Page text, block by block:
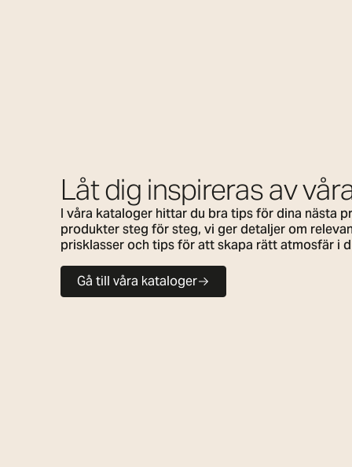
Låt dig inspireras av
I våra kataloger hittar du bra tips för dina nästa
produkter steg för steg, vi ger detaljer om
prisklasser och tips för att skapa rätt atmosfär i
Gå till våra kataloger